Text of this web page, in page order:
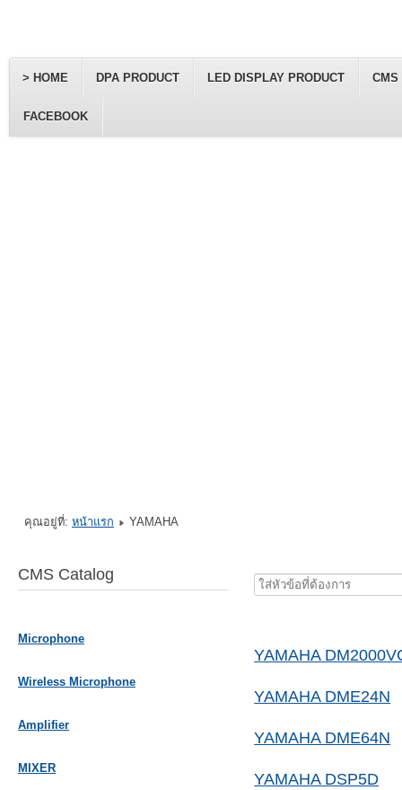
> HOME DPA PRODUCT LED DISPLAY PRODUCT CMS
FACEBOOK
คุณอยู่ที่: หน้าแรก YAMAHA
CMS Catalog
Microphone
Wireless Microphone
Amplifier
MIXER
ใส่
ต้องการ
YAMAHA
YAMAHA DME24N
YAMAHA DME64N
YAMAHA DSP5D